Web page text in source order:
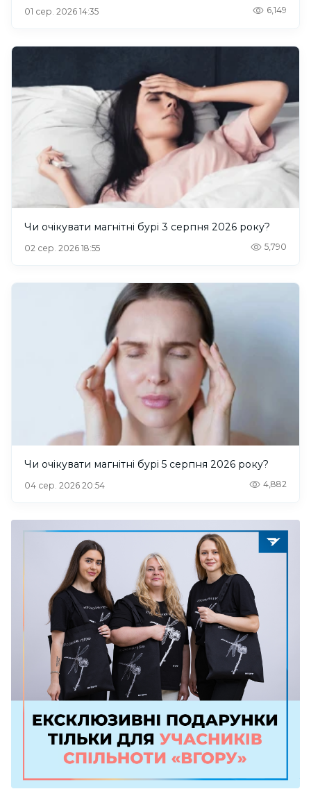
01 сер. 2026 14:35 6,149
Чи очікувати магнітні бурі 3 серпня 2026 року?
02 сер. 2026 18:55 5,790
Чи очікувати магнітні бурі 5 серпня 2026 року?
04 сер. 2026 20:54 4,882